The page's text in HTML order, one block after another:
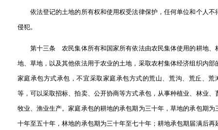
依法登记的土地的所有权和使用权受法律保护，任何单位和个人不
侵犯。
第十三条 农民集体所有和国家所有依法由农民集体使用的耕地、
地、草地，以及其他依法用于农业的土地，采取农村集体经济组织内部
家庭承包方式承包，不宜采取家庭承包方式的荒山、荒沟、荒丘、荒
等，可以采取招标、拍卖、公开协商等方式承包，从事种植业、林业、
牧业、渔业生产。家庭承包的耕地的承包期为三十年，草地的承包期为
十年至五十年，林地的承包期为三十年至七十年；耕地承包期届满后再